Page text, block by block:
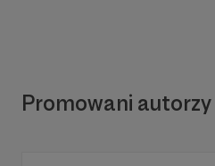
Promowani autorzy